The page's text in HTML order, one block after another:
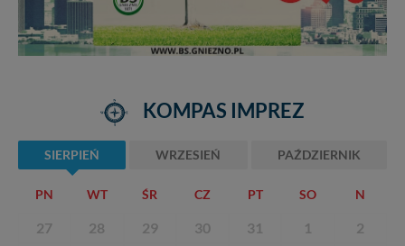
KOMPAS IMPREZ
SIERPIEŃ WRZESIEŃ PAŹDZIERNIK
PN WT ŚR CZ PT SO N
27 28 29 30 31 1
2